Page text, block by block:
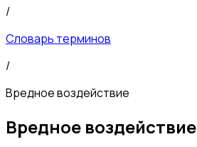
/
Словарь терминов
/
Вредное воздействие
Вредное воздействие